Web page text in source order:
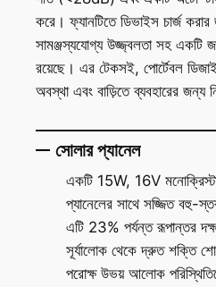
করে। ফ্যানটিতে ডিভাইস চার্জ
সামঞ্জস্যযোগ্য উজ্জ্বলতা সহ একটি
রয়েছে। এর টেকসই, পোর্টেবল
অবস্থা এবং বাড়িতে ব্যবহারের জন্য
সোলার প্যানেল
একটি 15W, 16V
প্যানেলের সাথে সজ্জিত বহু-
এটি 23% পর্যন্ত রূপান্তর
সূর্যালোক থেকে দ্রুত শক্তি
পরোক্ষ উভয় আলোক